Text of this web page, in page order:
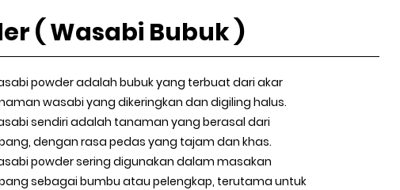
( Wasabi Bubuk )
powder adalah bubuk yang terbuat dari akar
wasabi yang dikeringkan dan digiling halus.
sendiri adalah tanaman yang berasal dari
dengan rasa pedas yang tajam dan khas.
powder sering digunakan dalam masakan
sebagai bumbu atau pelengkap, terutama untuk